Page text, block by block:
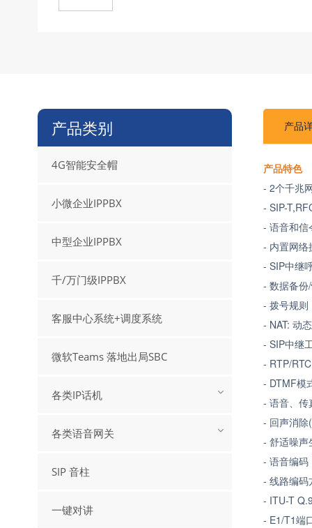
产品
产品特色
-
-
- 语音和信
-
- SIP
- 数据备份/
- 拨号规则
- NAT:动态
- SIP中继
-
- DTMF模
-
- 回声消除
-
- 语音编码
- 线路编码
-
- E1/T1端
产品类别
4G智能安全帽
小微企业IPPBX
中型企业IPPBX
千/万门级IPPBX
客服中心系统+调度系统
微软Teams 落地出局SBC
各类IP话机
各类语音网关
SIP 音柱
一键对讲